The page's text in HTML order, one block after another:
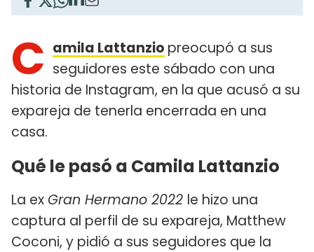
C amila Lattanzio preocupó a sus
seguidores este sábado con una
historia de Instagram, en la que acusó a su
expareja de tenerla encerrada en una
casa.
Qué le pasó a Camila Lattanzio
La ex Gran Hermano 2022 le hizo una
captura al perfil de su expareja, Matthew
Coconi, y pidió a sus seguidores que la